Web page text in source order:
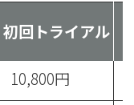
初回トライアル
10,800円